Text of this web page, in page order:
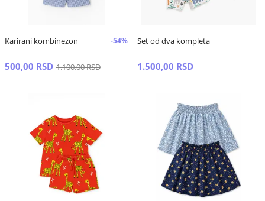
Karirani kombinezon -54%
500,00 RSD 1.100,00 RSD
Set od dva kompleta
1.500,00 RSD